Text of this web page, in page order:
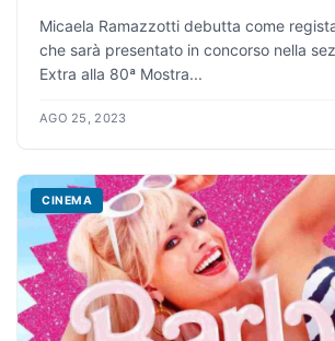
Micaela Ramazzotti debutta come
che sarà presentato in concorso nella
Extra alla 80ª Mostra...
AGO 25, 2023
CINEMA